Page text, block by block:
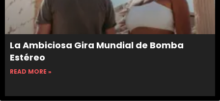
La Ambiciosa Gira Mundial de Bomba
Estéreo
READ MORE »